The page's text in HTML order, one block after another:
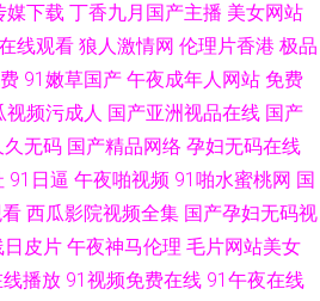
媒下载 丁香九月国产主播 美女网站
线观看 狼人激情网 伦理片香港 极品
91嫩草国产 午夜成年人网站 免费
视频污成人 国产亚洲视品在线 国产
久无码 国产精品网络 孕妇无码在线
91日逼 午夜啪视频 91啪水蜜桃网 国
西瓜影院视频全集 国产孕妇无码视
日皮片 午夜神马伦理 毛片网站美女
播放 91视频免费在线 91午夜在线